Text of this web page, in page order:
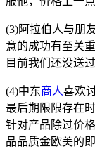
(3)阿拉伯人与朋
意的成功有至关
目前我们还没送
(4)中东商人喜欢
最后期限限存在
针对产品除过价
品品质金欧美的